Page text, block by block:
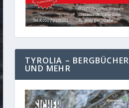
TYROLIA – BERGBÜCHER
UND MEHR